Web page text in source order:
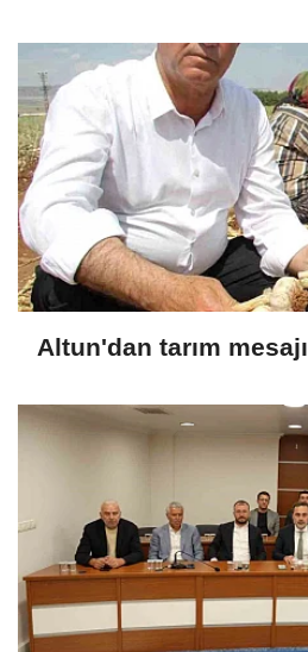
Altun'dan tarım mesajı